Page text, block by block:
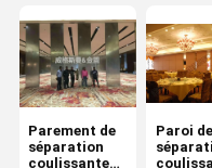
Parement de
séparation
coulissante
Paroi de